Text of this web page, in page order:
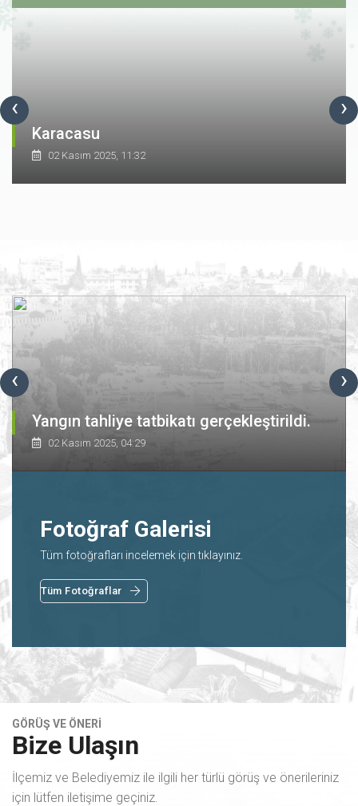
‹ ›
Karacasu
02 Kasım 2025, 11:32
‹ ›
Yangın tahliye tatbikatı gerçekleştirildi.
02 Kasım 2025, 04:29
Fotoğraf Galerisi
Tüm fotoğrafları incelemek için tıklayınız.
Tüm Fotoğraflar
GÖRÜŞ VE ÖNERİ
Bize Ulaşın
İlçemiz ve Belediyemiz ile ilgili her türlü görüş ve önerileriniz
için lütfen iletişime geçiniz.